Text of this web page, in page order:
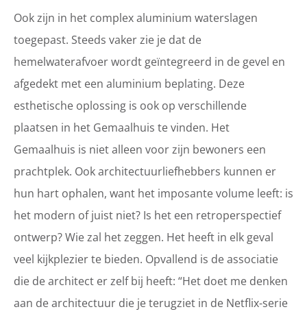
Ook zijn in het complex aluminium waterslagen
toegepast. Steeds vaker zie je dat de
hemelwaterafvoer wordt geïntegreerd in de gevel en
afgedekt met een aluminium beplating. Deze
esthetische oplossing is ook op verschillende
plaatsen in het Gemaalhuis te vinden. Het
Gemaalhuis is niet alleen voor zijn bewoners een
prachtplek. Ook architectuurliefhebbers kunnen er
hun hart ophalen, want het imposante volume leeft: is
het modern of juist niet? Is het een retroperspectief
ontwerp? Wie zal het zeggen. Het heeft in elk geval
veel kijkplezier te bieden. Opvallend is de associatie
die de architect er zelf bij heeft: “Het doet me denken
aan de architectuur die je terugziet in de Netflix-serie